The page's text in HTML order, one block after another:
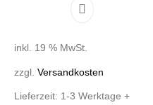
inkl. 19 % MwSt.
zzgl.Versandkosten
Lieferzeit: 1-3 Werktage +